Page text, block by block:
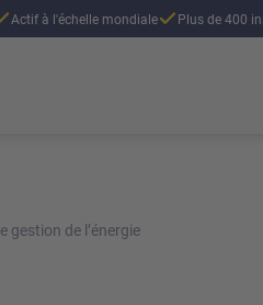
Actif à l'échelle mondiale Plus de 400
gestion de l’énergie